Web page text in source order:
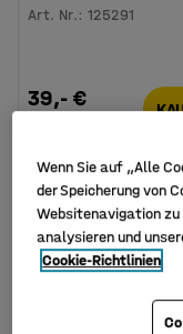
Art. Nr.:125291
39,- €
Wenn Sie auf „Alle
der Speicherung von
Websitenavigation
analysieren und
Cookie-Richtlinien